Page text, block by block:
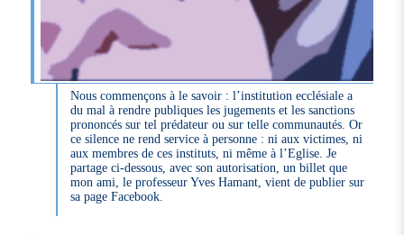
Nous commençons à le savoir : l’institution ecclésiale a
du mal à rendre publiques les jugements et les sanctions
prononcés sur tel prédateur ou sur telle communautés. Or
ce silence ne rend service à personne : ni aux victimes, ni
aux membres de ces instituts, ni même à l’Eglise. Je
partage ci-dessous, avec son autorisation, un billet que
mon ami, le professeur Yves Hamant, vient de publier sur
sa page Facebook.